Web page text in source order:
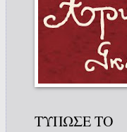
ΤΥΠΩΣΕ ΤΟ